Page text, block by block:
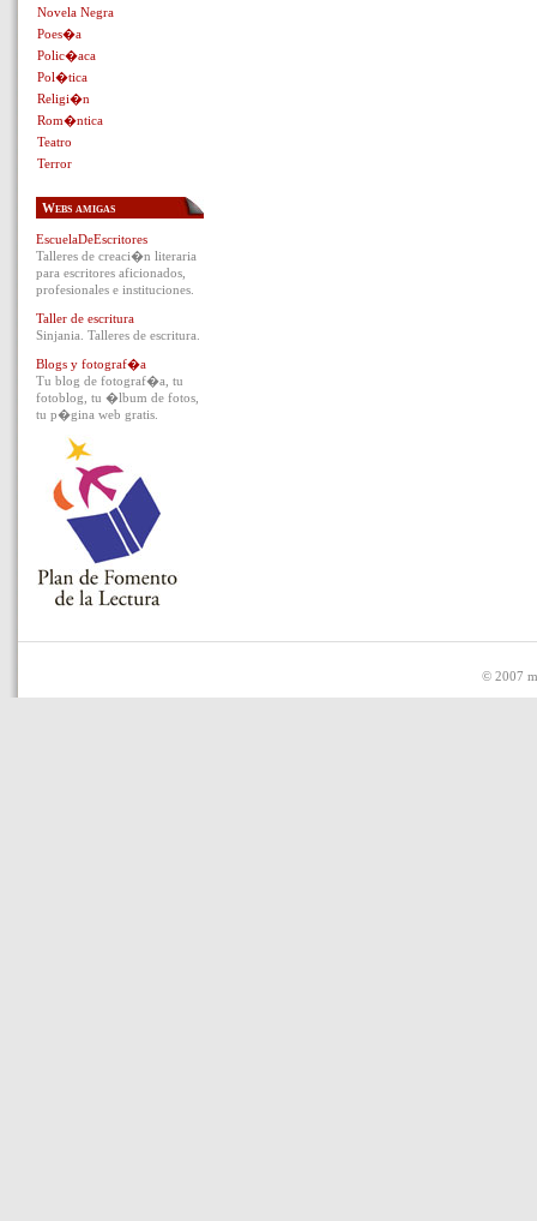
Novela Negra
Poes�a
Polic�aca
Pol�tica
Religi�n
Rom�ntica
Teatro
Terror
Webs amigas
EscuelaDeEscritores
Talleres de creaci�n literaria
para escritores aficionados,
profesionales e instituciones.
Taller de escritura
Sinjania. Talleres de escritura.
Blogs y fotograf�a
Tu blog de fotograf�a, tu
fotoblog, tu �lbum de fotos,
tu p�gina web gratis.
© 2007